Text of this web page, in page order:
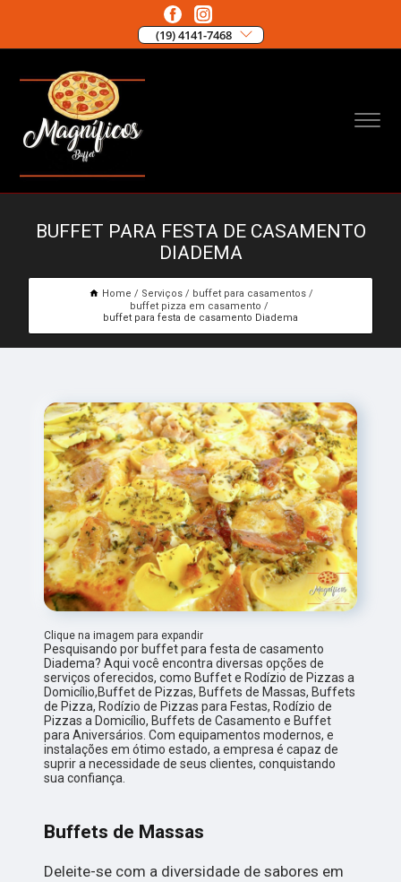
(19) 4141-7468
BUFFET PARA FESTA DE CASAMENTO
DIADEMA
Home Serviços
buffet para casamentos
buffet pizza em casamento
buffet para festa de casamento Diadema
Clique na imagem para expandir
Pesquisando por buffet para festa de casamento
Diadema? Aqui você encontra diversas opções de
serviços oferecidos, como Buffet e Rodízio de Pizzas a
Domicílio,Buffet de Pizzas, Buffets de Massas, Buffets
de Pizza, Rodízio de Pizzas para Festas, Rodízio de
Pizzas a Domicílio, Buffets de Casamento e Buffet
para Aniversários. Com equipamentos modernos, e
instalações em ótimo estado, a empresa é capaz de
suprir a necessidade de seus clientes, conquistando
sua confiança.
Buffets de Massas
Deleite-se com a diversidade de sabores em